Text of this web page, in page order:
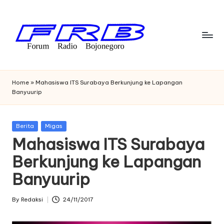
content
F
o
r
u
m
R
a
di
o
Bojonegoro
Home » Mahasiswa ITS Surabaya Berkunjung ke Lapangan
Banyuurip
Posted
Berita Migas
Mahasiswa ITS Surabaya
Berkunjung ke Lapangan
Banyuurip
Posted
By Redaksi 24/11/2017